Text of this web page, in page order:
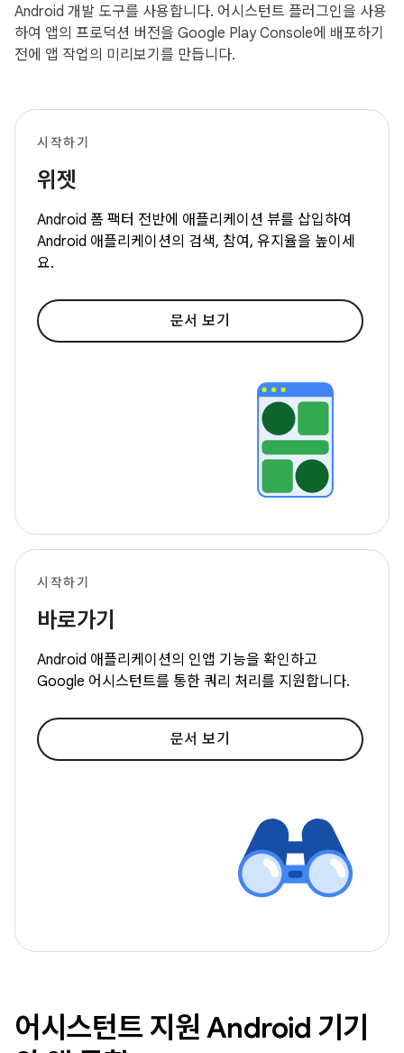
Android 개발 도구를 사용합니다. 어시스턴트 플러그인을 사용
하여 앱의 프로덕션 버전을 Google Play Console에 배포하기
전에 앱 작업의 미리보기를 만듭니다.
시작하기
위젯
Android 폼 팩터 전반에 애플리케이션 뷰를 삽입하여
Android 애플리케이션의 검색, 참여, 유지율을 높이세
요.
문서 보기
시작하기
바로가기
Android 애플리케이션의 인앱 기능을 확인하고
Google 어시스턴트를 통한 쿼리 처리를 지원합니다.
문서 보기
어시스턴트 지원 Android 기기